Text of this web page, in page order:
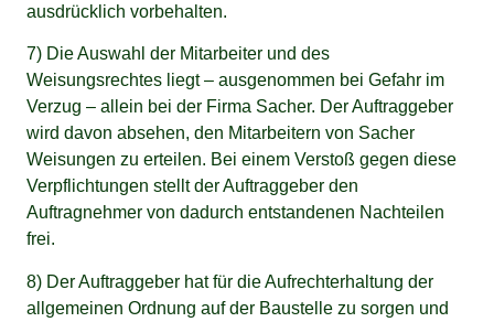
ausdrücklich vorbehalten.
7) Die Auswahl der Mitarbeiter und des
Weisungsrechtes liegt – ausgenommen bei Gefahr im
Verzug – allein bei der Firma Sacher. Der Auftraggeber
wird davon absehen, den Mitarbeitern von Sacher
Weisungen zu erteilen. Bei einem Verstoß gegen diese
Verpflichtungen stellt der Auftraggeber den
Auftragnehmer von dadurch entstandenen Nachteilen
frei.
8) Der Auftraggeber hat für die Aufrechterhaltung der
allgemeinen Ordnung auf der Baustelle zu sorgen und